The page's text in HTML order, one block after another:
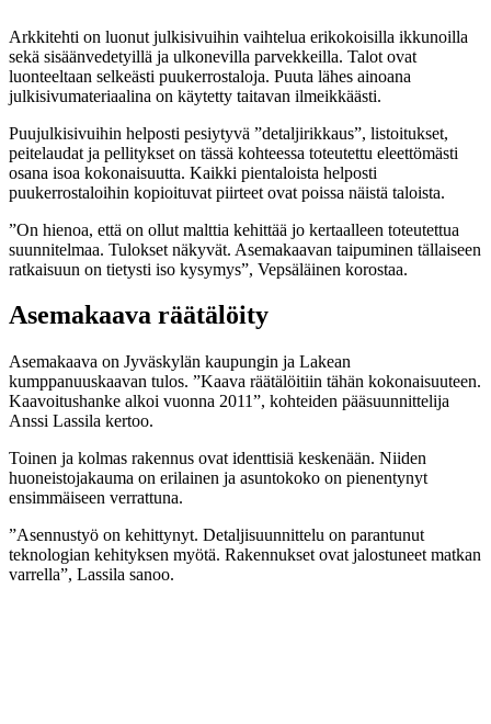
Arkkitehti on luonut julkisivuihin vaihtelua erikokoisilla ikkunoilla
sekä sisäänvedetyillä ja ulkonevilla parvekkeilla. Talot ovat
luonteeltaan selkeästi puukerrostaloja. Puuta lähes ainoana
julkisivumateriaalina on käytetty taitavan ilmeikkäästi.
Puujulkisivuihin helposti pesiytyvä ”detaljirikkaus”, listoitukset,
peitelaudat ja pellitykset on tässä kohteessa toteutettu eleettömästi
osana isoa kokonaisuutta. Kaikki pientaloista helposti
puukerrostaloihin kopioituvat piirteet ovat poissa näistä taloista.
”On hienoa, että on ollut malttia kehittää jo kertaalleen toteutettua
suunnitelmaa. Tulokset näkyvät. Asemakaavan taipuminen tällaiseen
ratkaisuun on tietysti iso kysymys”, Vepsäläinen korostaa.
Asemakaava räätälöity
Asemakaava on Jyväskylän kaupungin ja Lakean
kumppanuuskaavan tulos. ”Kaava räätälöitiin tähän kokonaisuuteen.
Kaavoitushanke alkoi vuonna 2011”, kohteiden pääsuunnittelija
Anssi Lassila kertoo.
Toinen ja kolmas rakennus ovat identtisiä keskenään. Niiden
huoneistojakauma on erilainen ja asuntokoko on pienentynyt
ensimmäiseen verrattuna.
”Asennustyö on kehittynyt. Detaljisuunnittelu on parantunut
teknologian kehityksen myötä. Rakennukset ovat jalostuneet matkan
varrella”, Lassila sanoo.